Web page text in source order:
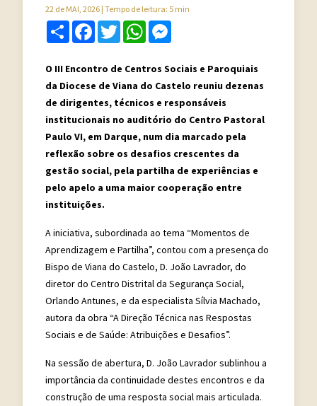
22 de MAI, 2026 | Tempo de leitura: 5 min
Share FacebookTwitterWhatsApp
O III Encontro de Centros Sociais e Paroquiais
da Diocese de Viana do Castelo reuniu dezenas
de dirigentes, técnicos e responsáveis
institucionais no auditório do Centro Pastoral
Paulo VI, em Darque, num dia marcado pela
reflexão sobre os desafios crescentes da
gestão social, pela partilha de experiências e
pelo apelo a uma maior cooperação entre
instituições.
A iniciativa, subordinada ao tema “Momentos de
Aprendizagem e Partilha”, contou com a presença do
Bispo de Viana do Castelo, D. João Lavrador, do
diretor do Centro Distrital da Segurança Social,
Orlando Antunes, e da especialista Sílvia Machado,
autora da obra “A Direção Técnica nas Respostas
Sociais e de Saúde: Atribuições e Desafios”.
Na sessão de abertura, D. João Lavrador sublinhou a
importância da continuidade destes encontros e da
construção de uma resposta social mais articulada.